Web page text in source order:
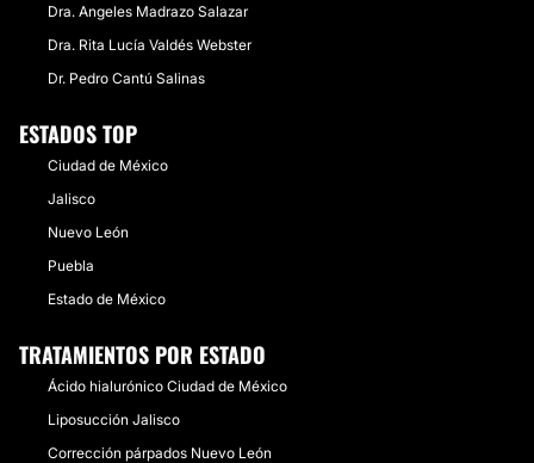
Dra. Angeles Madrazo Salazar
Dra. Rita Lucía Valdés Webster
Dr. Pedro Cantú Salinas
ESTADOS TOP
Ciudad de México
Jalisco
Nuevo León
Puebla
Estado de México
TRATAMIENTOS POR ESTADO
Ácido hialurónico Ciudad de México
Liposucción Jalisco
Corrección párpados Nuevo León